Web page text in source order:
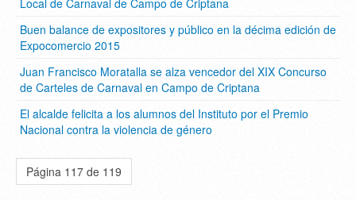
Local de Carnaval de Campo de Criptana
Buen balance de expositores y público en la décima edición de
Expocomercio 2015
Juan Francisco Moratalla se alza vencedor del XIX Concurso
de Carteles de Carnaval en Campo de Criptana
El alcalde felicita a los alumnos del Instituto por el Premio
Nacional contra la violencia de género
Página 117 de 119